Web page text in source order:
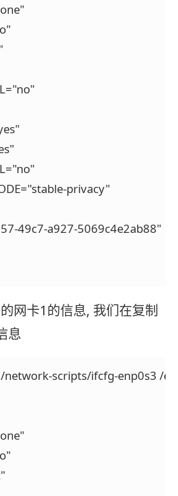
privacy"
49c7-a927-5069c4e2ab88"
网卡1的信息, 我们在复制
息
network-scripts/ifcfg-enp0s3 /